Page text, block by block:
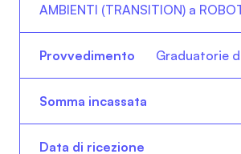
AMBIENTI (TRANSITION) a
Graduatorie